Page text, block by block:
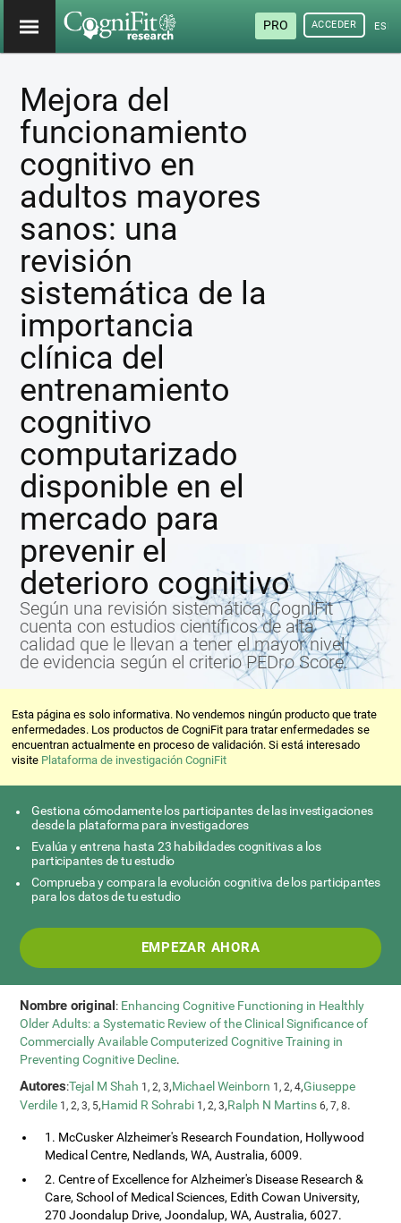
PRO ACCEDER
Mejora del
funcionamiento
cognitivo en
adultos mayores
sanos: una
revisión
sistemática de la
importancia
clínica del
entrenamiento
cognitivo
computarizado
disponible en el
mercado para
prevenir el
deterioro cognitivo
Según una revisión sistemática, CogniFit
cuenta con estudios científicos de alta
calidad que le llevan a tener el mayor nivel
de evidencia según el criterio PEDro Score.
Esta página es solo informativa. No vendemos ningún producto que trate
enfermedades. Los productos de CogniFit para tratar enfermedades se
encuentran actualmente en proceso de validación. Si está interesado
visite Plataforma de investigación CogniFit
Gestiona cómodamente los participantes de las investigaciones
desde la plataforma para investigadores
Evalúa y entrena hasta 23 habilidades cognitivas a los
participantes de tu estudio
Comprueba y compara la evolución cognitiva de los participantes
para los datos de tu estudio
EMPEZAR AHORA
Nombre original: Enhancing Cognitive Functioning in Healthly
Older Adults: a Systematic Review of the Clinical Significance of
Commercially Available Computerized Cognitive Training in
Preventing Cognitive Decline.
Autores:Tejal M Shah 1, 2, 3,Michael Weinborn 1, 2, 4,Giuseppe
Verdile 1, 2, 3, 5,Hamid R Sohrabi 1, 2, 3,Ralph N Martins 6, 7, 8.
1. McCusker Alzheimer's Research Foundation, Hollywood
Medical Centre, Nedlands, WA, Australia, 6009.
2. Centre of Excellence for Alzheimer's Disease Research &
Care, School of Medical Sciences, Edith Cowan University,
270 Joondalup Drive, Joondalup, WA, Australia, 6027.